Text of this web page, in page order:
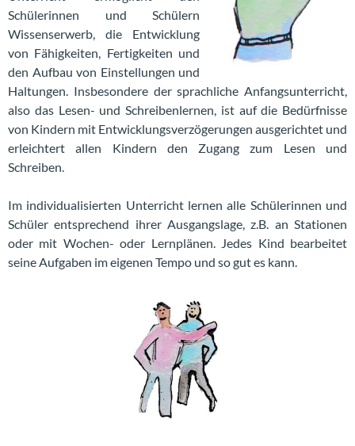
Schülerinnen und Schülern
Wissenserwerb, die Entwicklung
von Fähigkeiten, Fertigkeiten und
den Aufbau von Einstellungen und
Haltungen. Insbesondere der sprachliche Anfangsunterricht,
also das Lesen- und Schreibenlernen, ist auf die Bedürfnisse
von Kindern mit Entwicklungsverzögerungen ausgerichtet und
erleichtert allen Kindern den Zugang zum Lesen und
Schreiben.
Im individualisierten Unterricht lernen alle Schülerinnen und
Schüler entsprechend ihrer Ausgangslage, z.B. an Stationen
oder mit Wochen- oder Lernplänen. Jedes Kind bearbeitet
seine Aufgaben im eigenen Tempo und so gut es kann.